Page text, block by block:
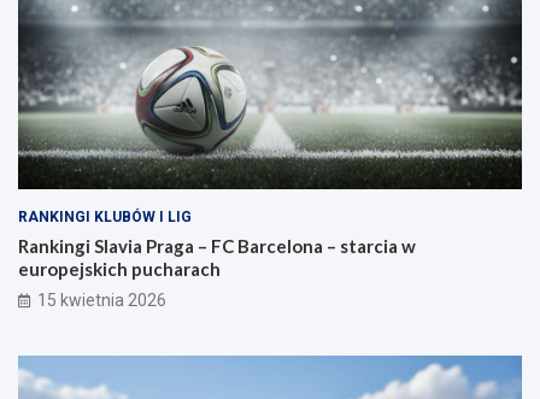
RANKINGI KLUBÓW I LIG
Rankingi Slavia Praga – FC Barcelona – starcia w
europejskich pucharach
15 kwietnia 2026